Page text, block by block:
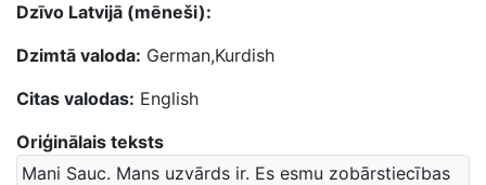
Dzīvo Latvijā (mēneši):
Dzimtā valoda: German,Kurdish
Citas valodas: English
Oriģinālais teksts
Mani Sauc. Mans uzvārds ir. Es esmu zobārstiecības